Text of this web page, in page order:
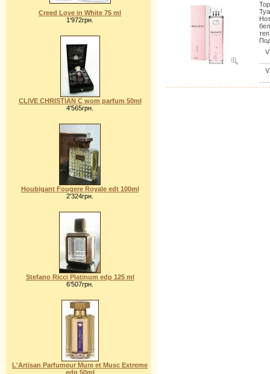
Creed Love in White 75 ml
1'972грн.
CLIVE CHRISTIAN C wom parfum 50ml
4'565грн.
Houbigant Fougere Royale edt 100ml
2'324грн.
Stefano Ricci Platinum edp 125 ml
6'507грн.
L'Artisan Parfumeur Mure et Musc Extreme
edp 50ml
V
V